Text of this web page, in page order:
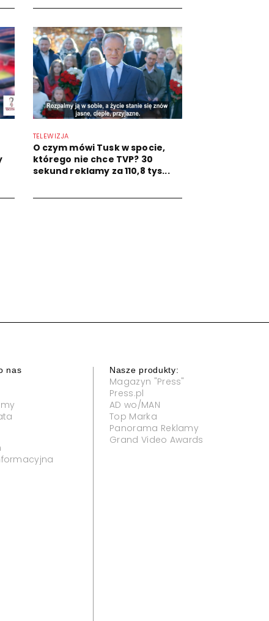
TELEWIZJA
O czym mówi Tusk w spocie,
którego nie chce TVP? 30
sekund reklamy za 110,8 tys...
nas Nasze produkty:
Magazyn "Press"
Press.pl
AD wo/MAN
Top Marka
Panorama Reklamy
Grand Video Awards